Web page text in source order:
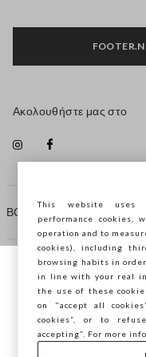
ΒΟΗΘΕΙΑ
ΠΡΑΚΤΟΡΕΙΟ
ΕΠΙΚΟΙΝΩΝΗΣΤΕ ΜΑΖΙ ΜΑΣ
Ακολουθήστε μας στο
Περιηγείστε στο
να αποθηκεύσετε
This website uses
performance cookies,
operation and to
cookies), including
browsing habits in
in line with your real
the use of these
on "accept all
cookies”, or to
accepting”. For more